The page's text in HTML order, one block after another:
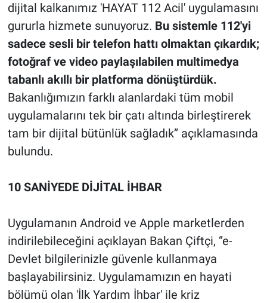
dijital kalkanımız 'HAYAT 112 Acil' uygulamasını
gururla hizmete sunuyoruz. Bu sistemle 112'yi
sadece sesli bir telefon hattı olmaktan çıkardık;
fotoğraf ve video paylaşılabilen multimedya
tabanlı akıllı bir platforma dönüştürdük.
Bakanlığımızın farklı alanlardaki tüm mobil
uygulamalarını tek bir çatı altında birleştirerek
tam bir dijital bütünlük sağladık’’ açıklamasında
bulundu.
10 SANİYEDE DİJİTAL İHBAR
Uygulamanın Android ve Apple marketlerden
indirilebileceğini açıklayan Bakan Çiftçi, ‘’e-
Devlet bilgilerinizle güvenle kullanmaya
başlayabilirsiniz. Uygulamamızın en hayati
bölümü olan 'İlk Yardım İhbar' ile kriz